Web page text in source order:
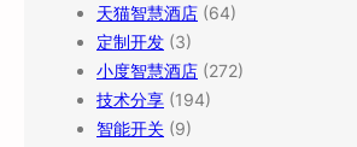
天猫智慧酒店 (64)
定制开发 (3)
小度智慧酒店 (272)
技术分享 (194)
智能开关 (9)